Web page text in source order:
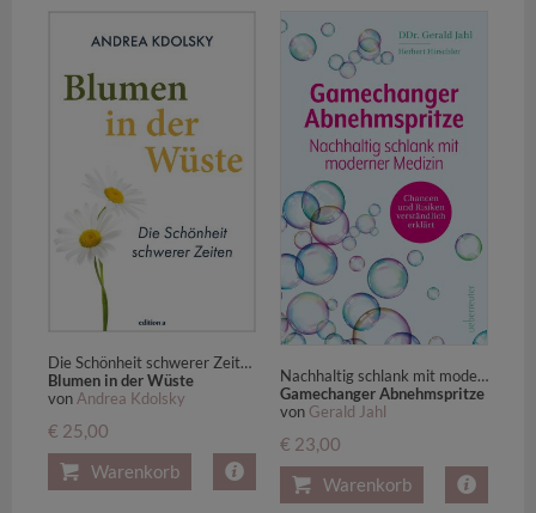
Die Schönheit schwerer Zeiten
Blumen in der Wüste
von Andrea Kdolsky
€ 25,00
Warenkorb
Nachhaltig schlank mit moderner Medizin - Chancen und Risiken verständlich erklärt
Gamechanger Abnehmspritze
von Gerald Jahl
€ 23,00
Warenkorb